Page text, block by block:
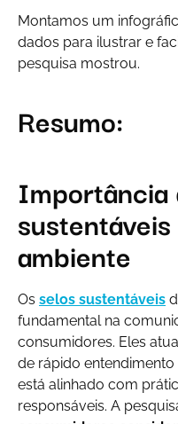
Montamos um
dados para ilustrar e
pesquisa mostrou.
Resumo:
Importância
ambiente
Os selos sustentáveis
fundamental na
consumidores. Eles
de rápido
está alinhado com
responsáveis. A